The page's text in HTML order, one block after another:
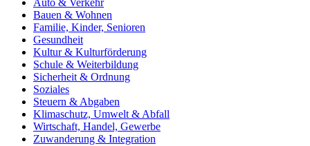
Auto & Verkehr
Bauen & Wohnen
Familie, Kinder, Senioren
Gesundheit
Kultur & Kulturförderung
Schule & Weiterbildung
Sicherheit & Ordnung
Soziales
Steuern & Abgaben
Klimaschutz, Umwelt & Abfall
Wirtschaft, Handel, Gewerbe
Zuwanderung & Integration